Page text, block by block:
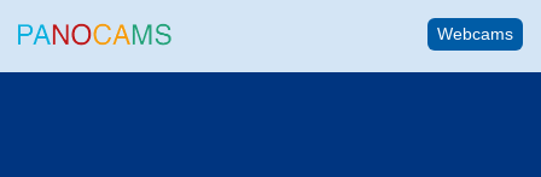
Webcams